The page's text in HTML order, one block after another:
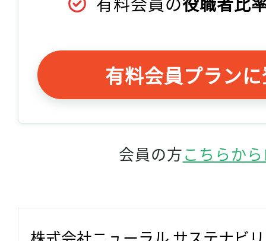
有料会員プラン
会員の方こちらか